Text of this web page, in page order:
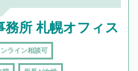
所 札幌オフィス
ンライン相談可